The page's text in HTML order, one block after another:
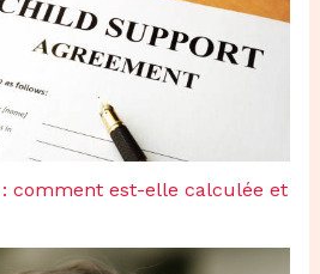
comment est-elle calculée et